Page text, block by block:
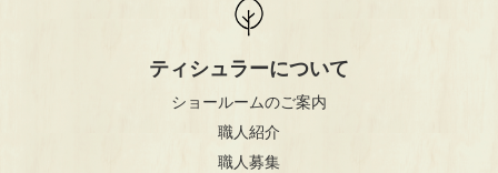
ティシュラーについて
ショールームのご案内
職人紹介
職人募集